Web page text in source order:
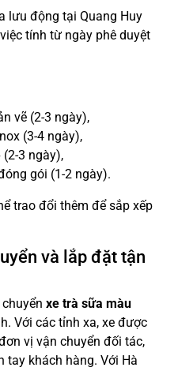
lưu động tại Quang Huy
tính từ ngày phê duyệt
vẽ (2-3 ngày),
(3-4 ngày),
3 ngày),
gói (1-2 ngày).
trao đổi thêm để sắp xếp
và lắp đặt tận
xe trà sữa màu
Với các tỉnh xa, xe được
vị vận chuyển đối tác,
tay khách hàng. Với Hà